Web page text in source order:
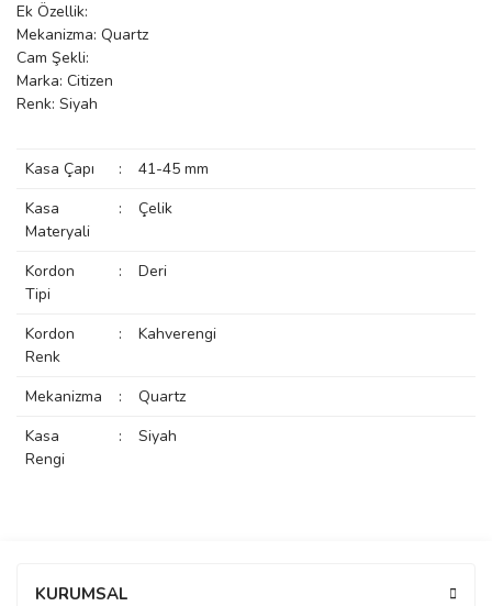
Ek Özellik:
Mekanizma: Quartz
Cam Şekli:
Marka: Citizen
Renk: Siyah
Kasa Çapı :
41-45 mm
Kasa
Materyali
: Çelik
Kordon
Tipi
: Deri
Kordon
Renk
: Kahverengi
Mekanizma :
Quartz
Kasa
Rengi
: Siyah
KURUMSAL